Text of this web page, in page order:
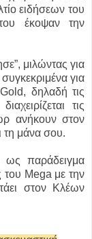
ειδήσεων του
έκοψαν την
μιλώντας για
για
δηλαδή τις
τις
ανήκουν στον
τη μάνα σου.
ως παράδειγμα
Mega με την
στον Κλέων